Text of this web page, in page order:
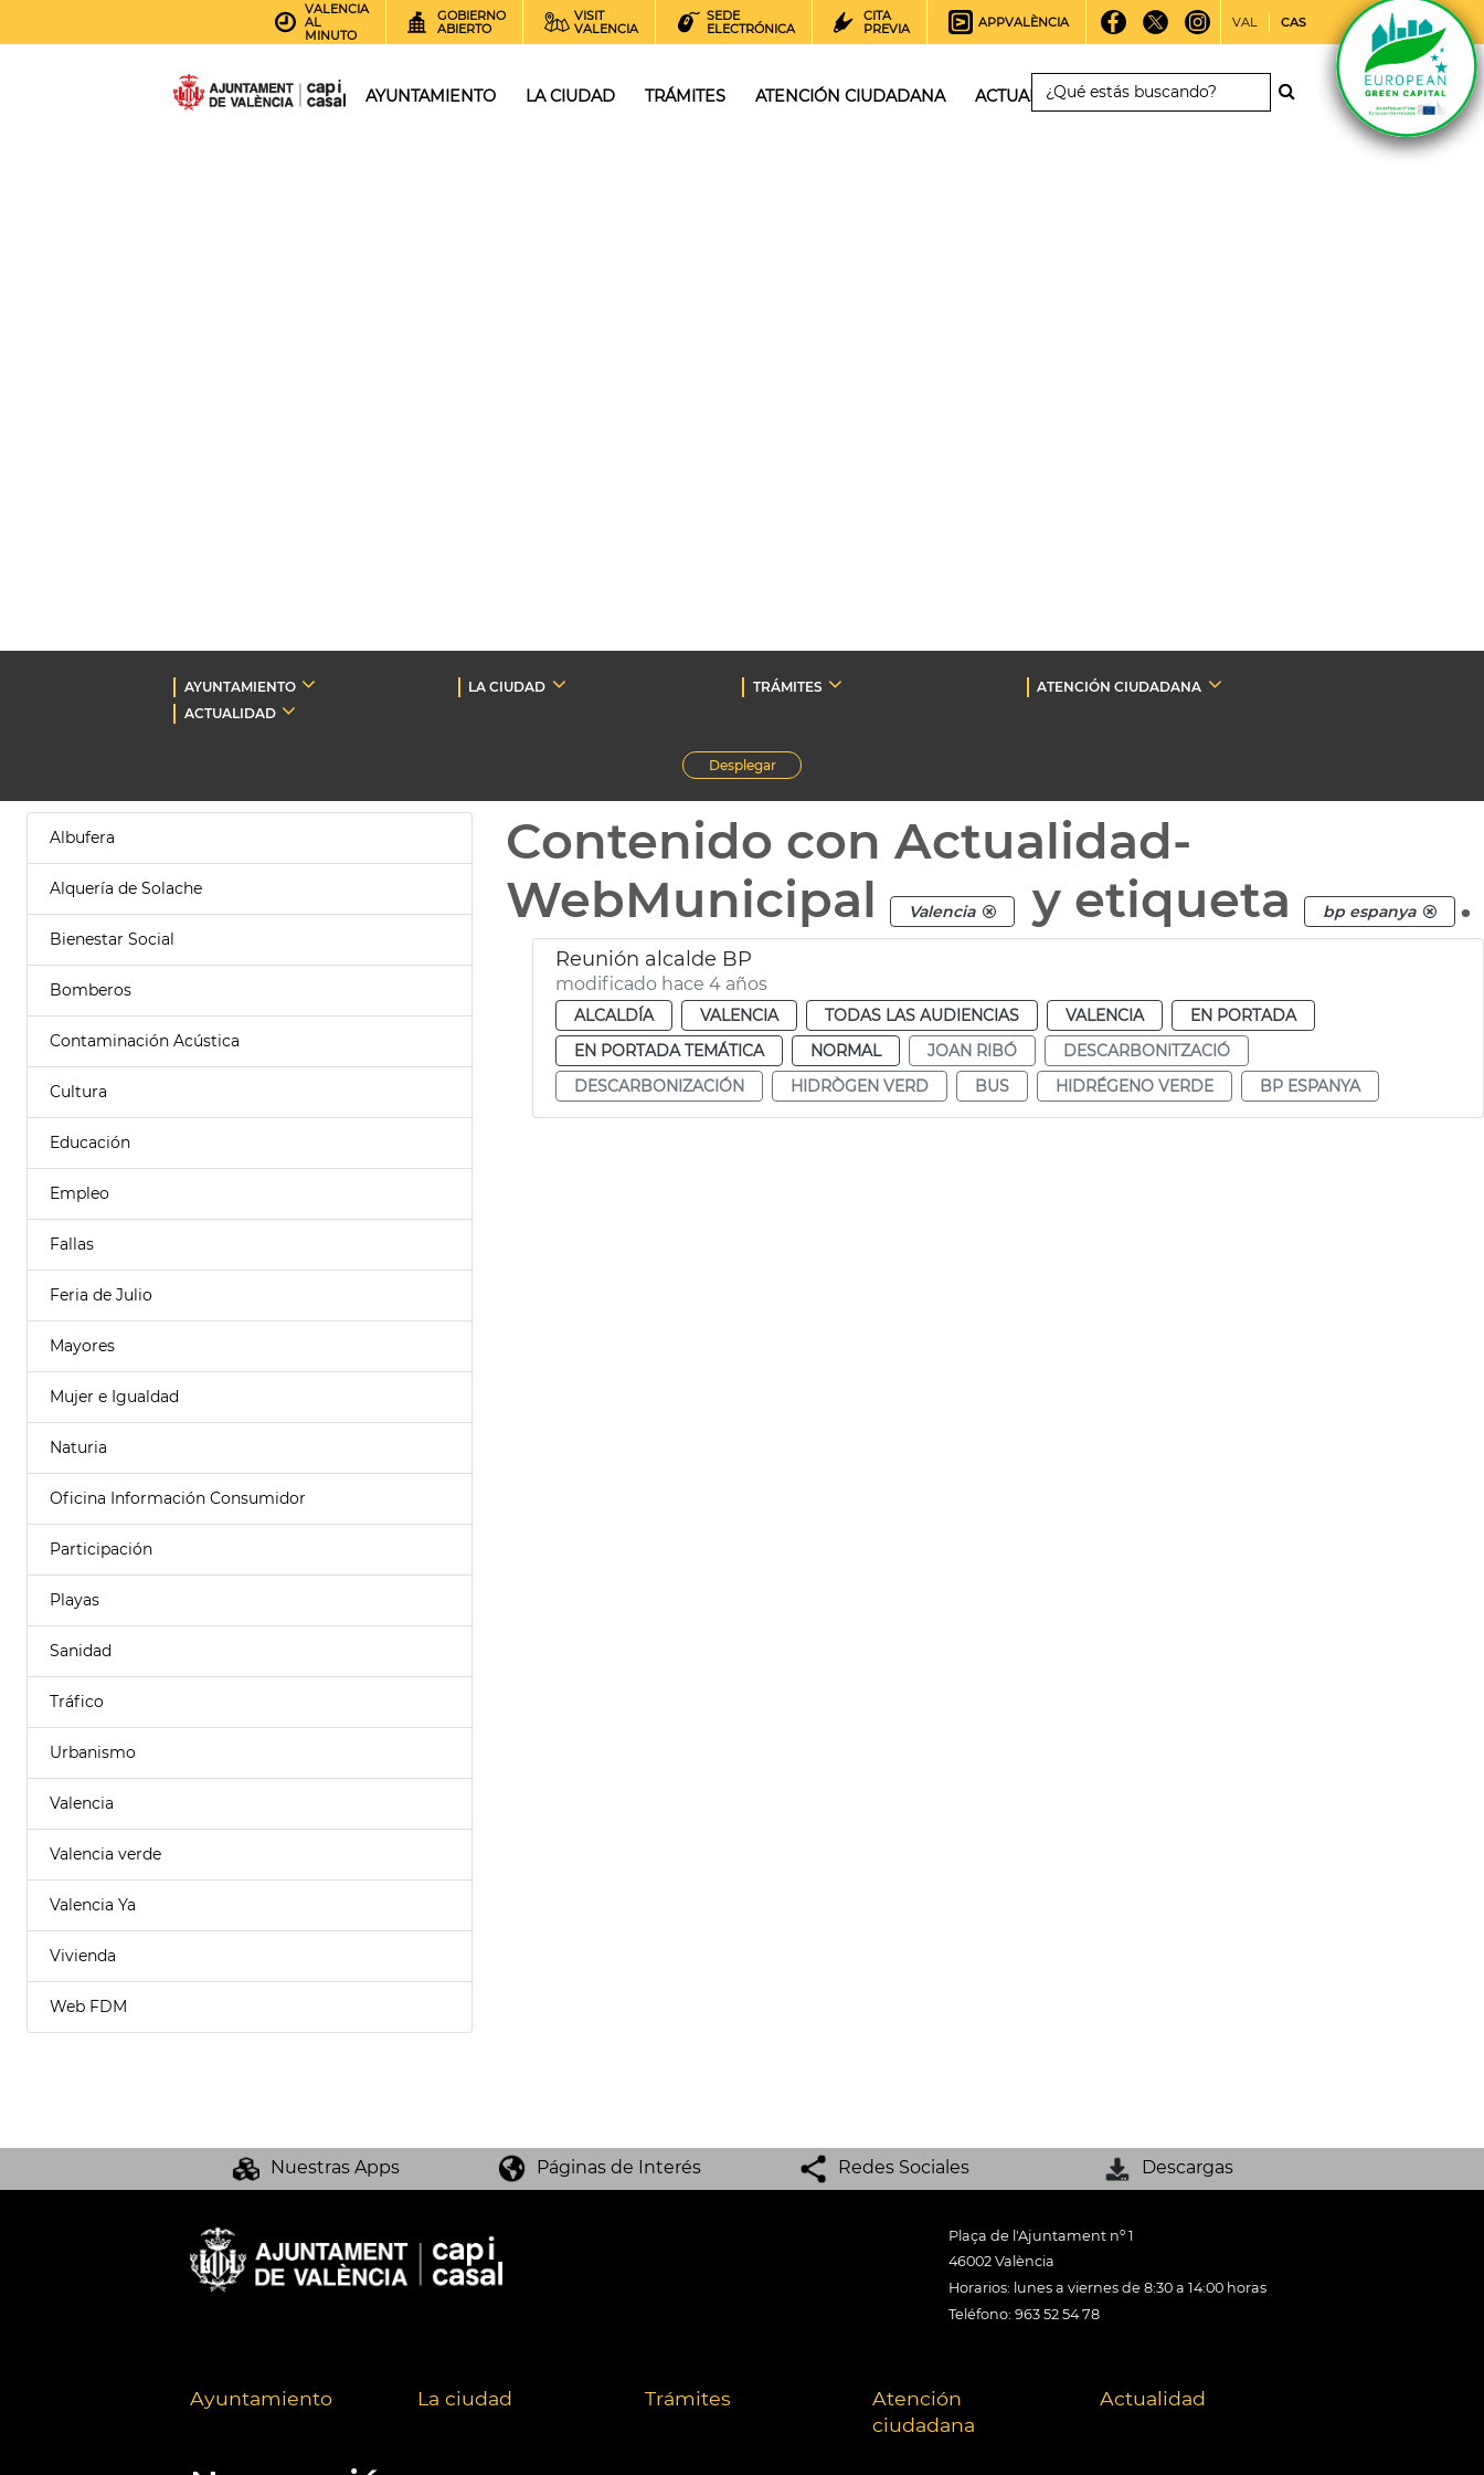
VALENCIA
AL
MINUTO
GOBIERNO
ABIERTO
VISIT
VALENCIA
SEDE
ELECTRÓNICA
CITA
PREVIA
APPVALÈNCIA VAL CAS
AYUNTAMIENTO LA CIUDAD TRÁMITES ATENCIÓN CIUDADANA ACTUALIDAD
AYUNTAMIENTO LA CIUDAD TRÁMITES
ATENCIÓN CIUDADANA
ACTUALIDAD
Desplegar
Albufera
Alquería de Solache
Bienestar Social
Bomberos
Contaminación Acústica
Cultura
Educación
Empleo
Fallas
Feria de Julio
Mayores
Mujer e Igualdad
Naturia
Oficina Información Consumidor
Participación
Playas
Sanidad
Tráfico
Urbanismo
Valencia
Valencia verde
Valencia Ya
Vivienda
Web FDM
Contenido con Actualidad-
WebMunicipal
Valencia y etiqueta bp espanya .
Reunión alcalde BP
modificado hace 4 años
ALCALDÍA VALENCIA TODAS LAS AUDIENCIAS VALENCIA
EN PORTADA
EN PORTADA TEMÁTICA
NORMAL JOAN RIBÓ
DESCARBONITZACIÓ
DESCARBONIZACIÓN
HIDRÒGEN VERD BUS HIDRÉGENO VERDE BP ESPANYA
Nuestras Apps Páginas de Interés Redes Sociales Descargas
Plaça de l'Ajuntament nº 1
46002 València
Horarios: lunes a viernes de 8:30 a 14:00 horas
Teléfono: 963 52 54 78
Ayuntamiento La ciudad Trámites
Atención
ciudadana
Actualidad